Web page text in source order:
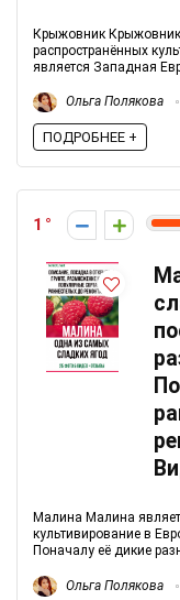
Крыжовник
распространённых
является Западная
Ольга Полякова
ПОДРОБНЕЕ +
1
Малина Малина
культивирование в
Поначалу её дикие
Ольга Полякова